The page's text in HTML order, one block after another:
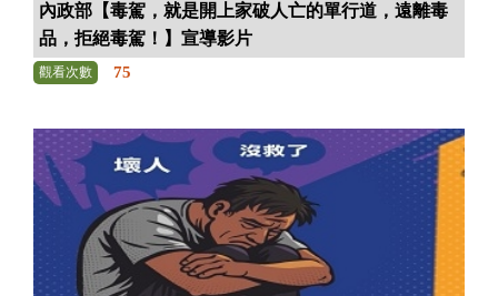
內政部【毒駕，就是開上家破人亡的單行道，遠離毒
品，拒絕毒駕！】宣導影片
觀看次數 75